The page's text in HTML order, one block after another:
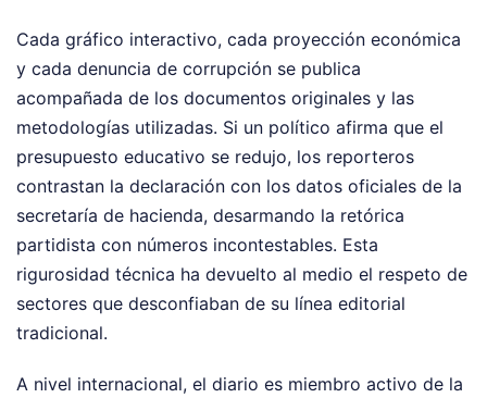
Cada gráfico interactivo, cada proyección económica
y cada denuncia de corrupción se publica
acompañada de los documentos originales y las
metodologías utilizadas. Si un político afirma que el
presupuesto educativo se redujo, los reporteros
contrastan la declaración con los datos oficiales de la
secretaría de hacienda, desarmando la retórica
partidista con números incontestables. Esta
rigurosidad técnica ha devuelto al medio el respeto de
sectores que desconfiaban de su línea editorial
tradicional.
A nivel internacional, el diario es miembro activo de la